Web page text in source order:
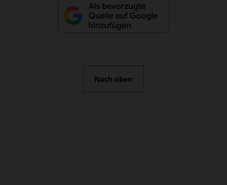
Nach oben